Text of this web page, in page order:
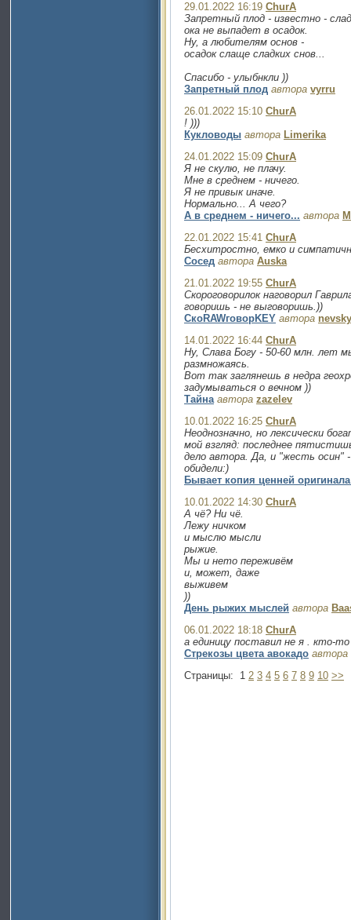
29.01.2022 16:19 ChurA
Запретный плод - известно -
ока не выпадет в осадок.
Ну, а любителям основ -
осадок слаще сладких снов...
Спасибо - улыбнкли ))
Запретный плод автора vyrru
26.01.2022 15:10 ChurA
! )))
Кукловоды автора Limerika
24.01.2022 15:09 ChurA
Я не скулю, не плачу.
Мне в среднем - ничего.
Я не привык иначе.
Нормально... А чего?
А в среднем - ничего... автора
22.01.2022 15:41 ChurA
Бесхитростно, емко и
Сосед автора Auska
21.01.2022 19:55 ChurA
Скороговорилок наговорил
говоришь - не выговоришь.))
СкоRAWговорKEY автора nevsky
14.01.2022 16:44 ChurA
Ну, Слава Богу - 50-60 млн. лет
размножаясь.
Вот так заглянешь в недра
задумываться о вечном ))
Тайна автора zazelev
10.01.2022 16:25 ChurA
Неоднозначно, но лексически
мой взгляд: последнее
дело автора. Да, и "жесть
обидели:)
Бывает копия ценней
10.01.2022 14:30 ChurA
А чё? Ни чё.
Лежу ничком
и мыслю мысли
рыжие.
Мы и нето переживём
и, может, даже
выживем
))
День рыжих мыслей автора
06.01.2022 18:18 ChurA
а единицу поставил не я . кто-то
Стрекозы цвета авокадо автора
Страницы: 1 2 3 4 5 6 7 8 9 10 >>